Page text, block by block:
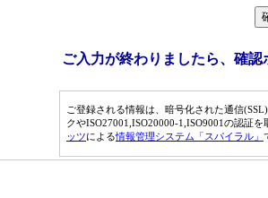
（2） 本サービスは、「倉
成されます。
（3） 本サービスの内容は
ますが、本サービス内容
害が発生した場合であって
ご入力が終わりましたら、確
ご登録される情報は、暗号化された通信
クやISO27001,ISO20000-1,ISO9001の認証
ッツによる情報管理システム「スパイラル」